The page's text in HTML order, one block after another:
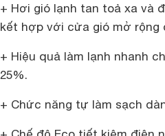
+ Hơi gió lạnh tan toả xa và
kết hợp với cửa gió mở rộng
+ Hiệu quả làm lạnh nhanh
25%.
+ Chức năng tự làm sạch